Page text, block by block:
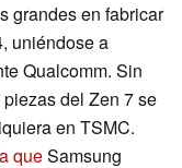
grandes en fabricar
uniéndose a
Qualcomm. Sin
del Zen 7 se
en TSMC.
queSamsung